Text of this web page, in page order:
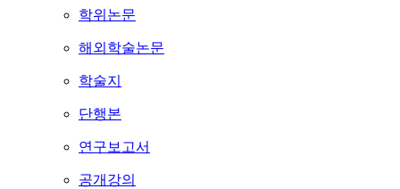
학위논문
해외학술논문
학술지
단행본
연구보고서
공개강의